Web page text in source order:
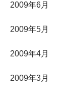
2009年6月
2009年5月
2009年4月
2009年3月